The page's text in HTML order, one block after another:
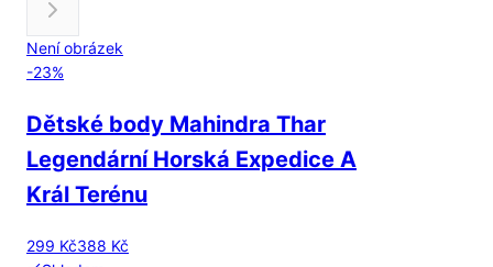
Není obrázek
-23%
Dětské body Mahindra Thar
Legendární Horská Expedice A
Král Terénu
299 Kč388 Kč